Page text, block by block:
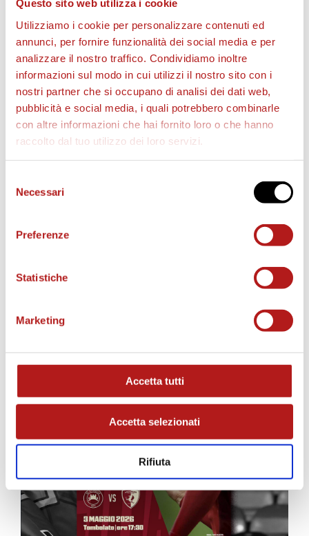
Questo sito web utilizza i cookie
Utilizziamo i cookie per personalizzare contenuti ed
annunci, per fornire funzionalità dei social media e per
analizzare il nostro traffico. Condividiamo inoltre
informazioni sul modo in cui utilizzi il nostro sito con i
nostri partner che si occupano di analisi dei dati web,
pubblicità e social media, i quali potrebbero combinarle
con altre informazioni che hai fornito loro o che hanno
raccolto dal tuo utilizzo dei loro servizi.
delNecessari
Preferenze
Statistiche
Marketing
Accetta tutti
Accetta selezionati
Rifiuta
AS CITTADELLA STORE